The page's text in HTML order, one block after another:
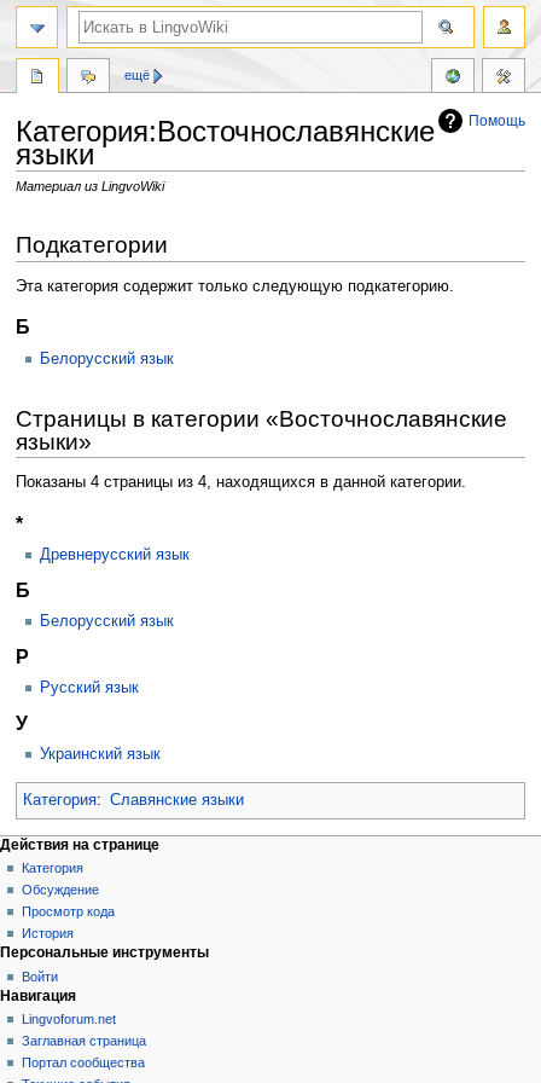
Помощь
Категория:Восточнославянские
языки
Материал из LingvoWiki
Подкатегории
Эта категория содержит только следующую подкатегорию.
Б
Белорусский язык
Страницы в категории «Восточнославянские
языки»
Показаны 4 страницы из 4, находящихся в данной категории.
*
Древнерусский язык
Б
Белорусский язык
Р
Русский язык
У
Украинский язык
Категория: Славянские языки
Действия на странице
Категория
Обсуждение
Просмотр кода
История
ещё
Персональные инструменты
Войти
Навигация
Lingvoforum.net
Заглавная страница
Портал сообщества